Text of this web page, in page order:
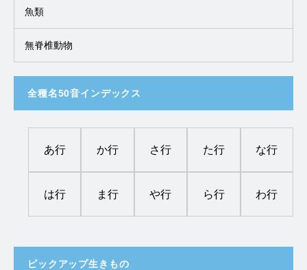
魚類
無脊椎動物
全種名50音インデックス
あ行 か行 さ行 た行 な行
は行 ま行 や行 ら行 わ行
ピックアップ生きもの